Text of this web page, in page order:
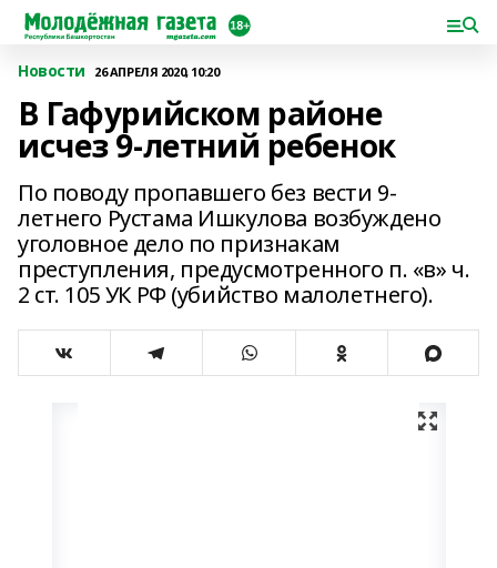
Новости 26 АПРЕЛЯ 2020, 10:20
В Гафурийском районе
исчез 9-летний ребенок
По поводу пропавшего без вести 9-
летнего Рустама Ишкулова возбуждено
уголовное дело по признакам
преступления, предусмотренного п. «в» ч.
2 ст. 105 УК РФ (убийство малолетнего).